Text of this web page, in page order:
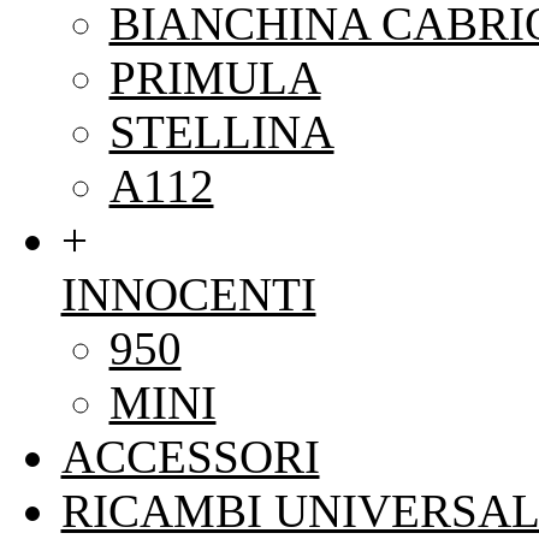
BIANCHINA
PRIMULA
STELLINA
A112
+
INNOCENTI
950
MINI
ACCESSORI
RICAMBI